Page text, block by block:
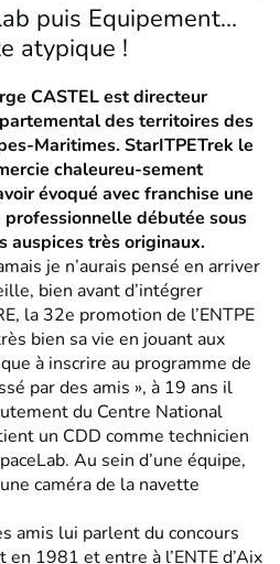
puis Equipement…
atypique !
CASTEL est directeur
des territoires des
Maritimes. StarITPETrek le
chaleureu-sement
évoqué avec franchise une
professionnelle débutée sous
auspices très originaux.
je n’aurais pensé en arriver
bien avant d’intégrer
la 32e promotion de l’ENTPE
bien sa vie en jouant aux
à inscrire au programme de
par des amis », à 19 ans il
du Centre National
un CDD comme technicien
Au sein d’une équipe,
caméra de la navette
amis lui parlent du concours
1981 et entre à l’ENTE d’Aix